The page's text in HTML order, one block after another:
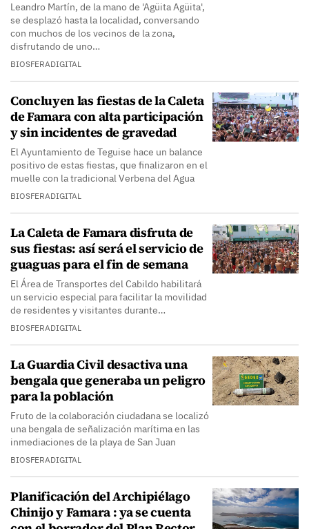
Leandro Martín, de la mano de 'Agüita Agüita',
se desplazó hasta la localidad, conversando
con muchos de los vecinos de la zona,
disfrutando de uno…
BIOSFERADIGITAL
Concluyen las fiestas de la Caleta
de Famara con alta participación
y sin incidentes de gravedad
El Ayuntamiento de Teguise hace un balance
positivo de estas fiestas, que finalizaron en el
muelle con la tradicional Verbena del Agua
BIOSFERADIGITAL
La Caleta de Famara disfruta de
sus fiestas: así será el servicio de
guaguas para el fin de semana
El Área de Transportes del Cabildo habilitará
un servicio especial para facilitar la movilidad
de residentes y visitantes durante…
BIOSFERADIGITAL
La Guardia Civil desactiva una
bengala que generaba un peligro
para la población
Fruto de la colaboración ciudadana se localizó
una bengala de señalización marítima en las
inmediaciones de la playa de San Juan
BIOSFERADIGITAL
Planificación del Archipiélago
Chinijo y Famara : ya se cuenta